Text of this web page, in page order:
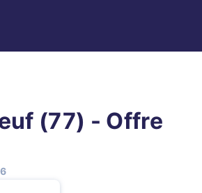
(77) - Offre